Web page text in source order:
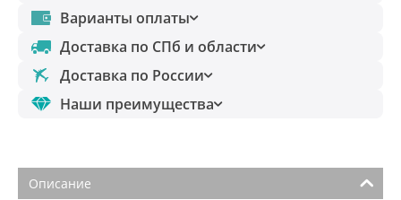
Варианты оплаты
Доставка по СПб и области
Доставка по России
Наши преимущества
Описание